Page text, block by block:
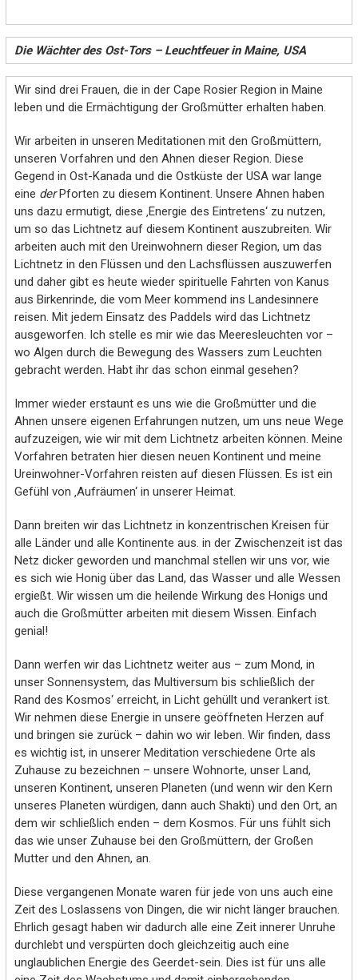
Die Wächter des Ost-Tors – Leuchtfeuer in Maine, USA
Wir sind drei Frauen, die in der Cape Rosier Region in Maine
leben und die Ermächtigung der Großmütter erhalten haben.
Wir arbeiten in unseren Meditationen mit den Großmüttern,
unseren Vorfahren und den Ahnen dieser Region. Diese
Gegend in Ost-Kanada und die Ostküste der USA war lange
eine derPforten zu diesem Kontinent. Unsere Ahnen haben
uns dazu ermutigt, diese ‚Energie des Eintretens‘ zu nutzen,
um so das Lichtnetz auf diesem Kontinent auszubreiten. Wir
arbeiten auch mit den Ureinwohnern dieser Region, um das
Lichtnetz in den Flüssen und den Lachsflüssen auszuwerfen
und daher gibt es heute wieder spirituelle Fahrten von Kanus
aus Birkenrinde, die vom Meer kommend ins Landesinnere
reisen. Mit jedem Einsatz des Paddels wird das Lichtnetz
ausgeworfen. Ich stelle es mir wie das Meeresleuchten vor –
wo Algen durch die Bewegung des Wassers zum Leuchten
gebracht werden. Habt ihr das schon einmal gesehen?
Immer wieder erstaunt es uns wie die Großmütter und die
Ahnen unsere eigenen Erfahrungen nutzen, um uns neue Wege
aufzuzeigen, wie wir mit dem Lichtnetz arbeiten können. Meine
Vorfahren betraten hier diesen neuen Kontinent und meine
Ureinwohner-Vorfahren reisten auf diesen Flüssen. Es ist ein
Gefühl von ‚Aufräumen‘ in unserer Heimat.
Dann breiten wir das Lichtnetz in konzentrischen Kreisen für
alle Länder und alle Kontinente aus. in der Zwischenzeit ist das
Netz dicker geworden und manchmal stellen wir uns vor, wie
es sich wie Honig über das Land, das Wasser und alle Wessen
ergießt. Wir wissen um die heilende Wirkung des Honigs und
auch die Großmütter arbeiten mit diesem Wissen. Einfach
genial!
Dann werfen wir das Lichtnetz weiter aus – zum Mond, in
unser Sonnensystem, das Multiversum bis schließlich der
Rand des Kosmos‘ erreicht, in Licht gehüllt und verankert ist.
Wir nehmen diese Energie in unsere geöffneten Herzen auf
und bringen sie zurück – dahin wo wir leben. Wir finden, dass
es wichtig ist, in unserer Meditation verschiedene Orte als
Zuhause zu bezeichnen – unsere Wohnorte, unser Land,
unseren Kontinent, unseren Planeten (und wenn wir den Kern
unseres Planeten würdigen, dann auch Shakti) und den Ort, an
dem wir schließlich enden – dem Kosmos. Für uns fühlt sich
das wie unser Zuhause bei den Großmüttern, der Großen
Mutter und den Ahnen, an.
Diese vergangenen Monate waren für jede von uns auch eine
Zeit des Loslassens von Dingen, die wir nicht länger brauchen.
Ehrlich gesagt haben wir dadurch alle eine Zeit innerer Unruhe
durchlebt und verspürten doch gleichzeitig auch eine
unglaublichen Energie des Geerdet-sein. Dies ist für uns alle